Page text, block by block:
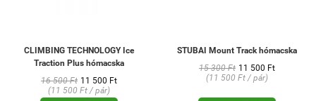
CLIMBING TECHNOLOGY Ice
Traction Plus hómacska
16 500 Ft 11 500 Ft
(11 500 Ft / pár)
STUBAI Mount Track hómacska
15 300 Ft 11 500 Ft
(11 500 Ft / pár)